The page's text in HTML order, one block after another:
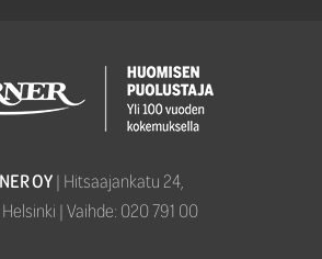
OY| Hitsaajankatu 24,­­
| Vaihde: 020 791 00